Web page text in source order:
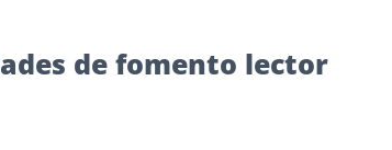
de fomento lector